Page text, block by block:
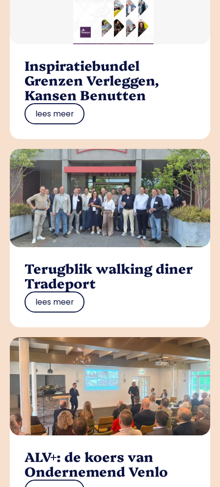
Inspiratiebundel
Grenzen Verleggen,
Kansen Benutten
lees meer
Terugblik walking diner
Tradeport
lees meer
ALV+: de koers van
Ondernemend Venlo